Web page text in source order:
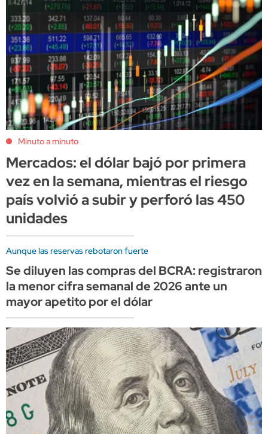
Minuto a minuto
Mercados: el dólar bajó por primera
vez en la semana, mientras el riesgo
país volvió a subir y perforó las 450
unidades
Aunque las reservas rebotaron fuerte
Se diluyen las compras del BCRA: registraron
la menor cifra semanal de 2026 ante un
mayor apetito por el dólar